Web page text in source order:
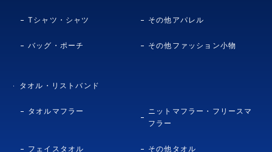
Tシャツ・シャツ その他アパレル
バッグ・ポーチ その他ファッション小物
タオル・リストバンド
タオルマフラー
ニットマフラー・フリースマ
フラー
フェイスタオル その他タオル